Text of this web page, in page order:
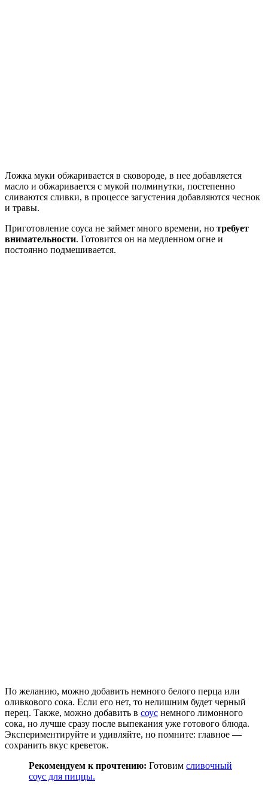
Ложка муки обжаривается в сковороде, в нее добавляется
масло и обжаривается с мукой полминутки, постепенно
сливаются сливки, в процессе загустения добавляются чеснок
и травы.
Приготовление соуса не займет много времени, но требует
внимательности. Готовится он на медленном огне и
постоянно подмешивается.
По желанию, можно добавить немного белого перца или
оливкового сока. Если его нет, то нелишним будет черный
перец. Также, можно добавить в соус немного лимонного
сока, но лучше сразу после выпекания уже готового блюда.
Экспериментируйте и удивляйте, но помните: главное —
сохранить вкус креветок.
Рекомендуем к прочтению: Готовим сливочный
соус для пиццы.